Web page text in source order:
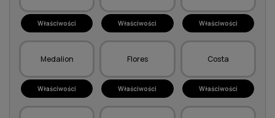
Właściwości Właściwości Właściwości
Medalion
Właściwości
Flores
Właściwości
Costa
Właściwości